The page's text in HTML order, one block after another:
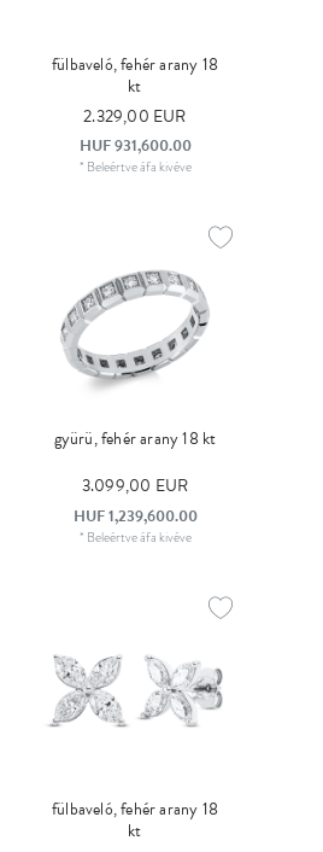
fülbaveló, fehér arany 18
kt
2.329,00 EUR
HUF 931,600.00
* Beleértve áfa kivéve
gyürü, fehér arany 18 kt
3.099,00 EUR
HUF 1,239,600.00
* Beleértve áfa kivéve
fülbaveló, fehér arany 18
kt